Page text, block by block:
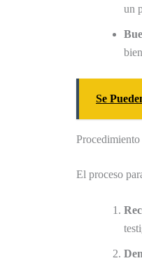
un
Se
El proceso